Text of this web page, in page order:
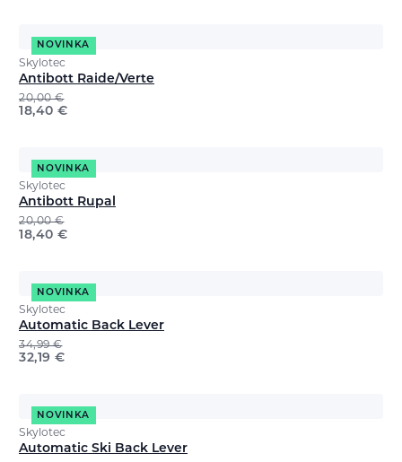
NOVINKA
Skylotec
Antibott Raide/Verte
20,00€
18,40 €
NOVINKA
Skylotec
Antibott Rupal
20,00€
18,40 €
NOVINKA
Skylotec
Automatic Back Lever
34,99€
32,19 €
NOVINKA
Skylotec
Automatic Ski Back Lever